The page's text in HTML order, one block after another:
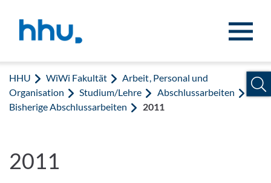
HHU WiWi Fakultät
Arbeit, Personal und
Organisation
Studium/Lehre
Abschlussarbeiten
Bisherige Abschlussarbeiten
2011
2011